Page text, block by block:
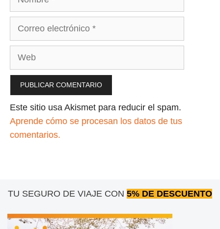
Correo
Web
Este sitio usa Akismet para reducir el spam.
Aprende cómo se procesan los datos de tus
comentarios.
TU SEGURO DE VIAJE CON 5% DE DESCUENTO